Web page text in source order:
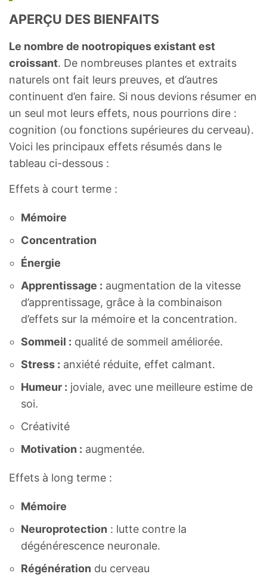
APERÇU DES BIENFAITS
Le nombre de nootropiques existant est
croissant. De nombreuses plantes et extraits
naturels ont fait leurs preuves, et d’autres
continuent d’en faire. Si nous devions résumer en
un seul mot leurs effets, nous pourrions dire :
cognition (ou fonctions supérieures du cerveau).
Voici les principaux effets résumés dans le
tableau ci-dessous :
Effets à court terme :
Mémoire
Concentration
Énergie
Apprentissage : augmentation de la vitesse
d’apprentissage, grâce à la combinaison
d’effets sur la mémoire et la concentration.
Sommeil : qualité de sommeil améliorée.
Stress : anxiété réduite, effet calmant.
Humeur : joviale, avec une meilleure estime de
soi.
Créativité
Motivation : augmentée.
Effets à long terme :
Mémoire
Neuroprotection : lutte contre la
dégénérescence neuronale.
Régénération du cerveau